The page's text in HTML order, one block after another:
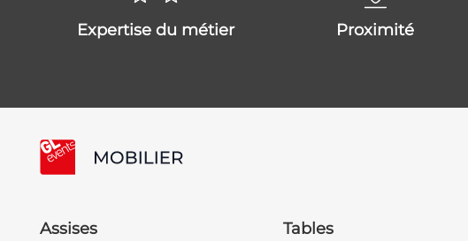
expertise du métier proximité
Assises Tables